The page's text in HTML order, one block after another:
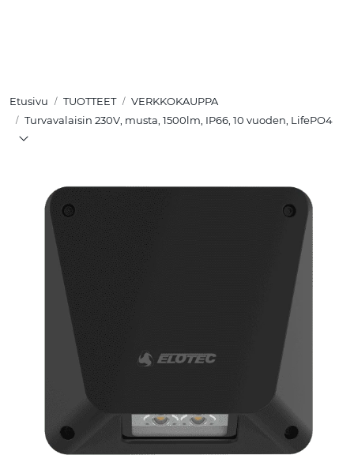
Etusivu TUOTTEET
VERKKOKAUPPA
Turvavalaisin 230V, musta, 1500lm, IP66, 10 vuoden, LifePO4
RATKAISUT
YHTEYSTIEDOT
VERKKOKAUPPA